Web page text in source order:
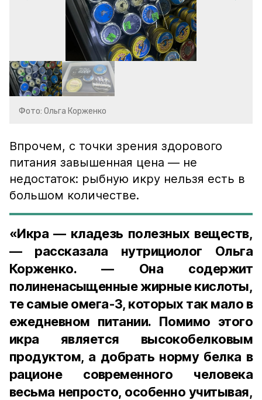
Фото: Ольга Корженко
Впрочем, с точки зрения здорового
питания завышенная цена — не
недостаток: рыбную икру нельзя есть в
большом количестве.
«Икра — кладезь полезных веществ,
— рассказала нутрициолог Ольга
Корженко. — Она содержит
полиненасыщенные жирные кислоты,
те самые омега-3, которых так мало в
ежедневном питании. Помимо этого
икра является высокобелковым
продуктом, а добрать норму белка в
рационе современного человека
весьма непросто, особенно учитывая,